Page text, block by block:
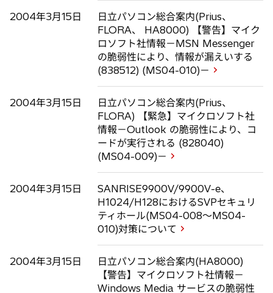
2004年3月15日
日立パソコン総合案内(Prius、
FLORA、 HA8000) 【警告】マイク
ロソフト社情報－MSN Messenger
の脆弱性により、情報が漏えいする
(838512) (MS04-010)－
2004年3月15日
日立パソコン総合案内(Prius、
FLORA) 【緊急】マイクロソフト社
情報－Outlook の脆弱性により、コ
ードが実行される (828040)
(MS04-009)－
2004年3月15日
SANRISE9900V/9900V-e、
H1024/H128におけるSVPセキュリ
ティホール(MS04-008～MS04-
010)対策について
2004年3月15日
日立パソコン総合案内(HA8000)
【警告】マイクロソフト社情報－
Windows Media サービスの脆弱性